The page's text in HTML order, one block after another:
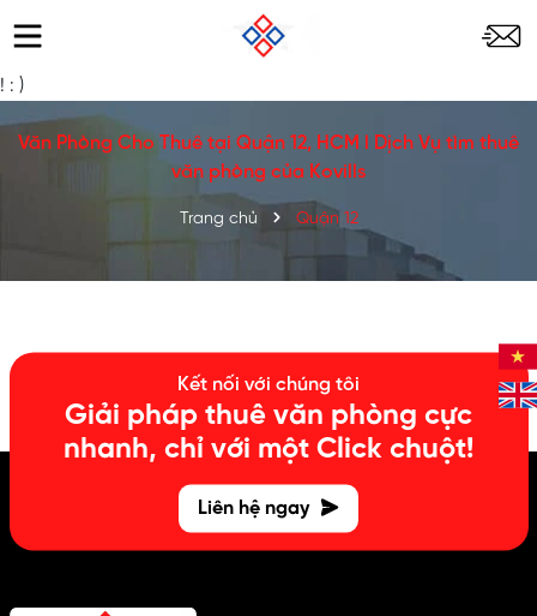
! : )
Văn Phòng Cho Thuê tại Quận 12, HCM l Dịch Vụ tìm thuê
văn phòng của Kovills
Trang chủ Quận 12
Kết nối với chúng tôi
Giải pháp thuê văn phòng cực
nhanh, chỉ với một Click chuột!
Liên hệ ngay